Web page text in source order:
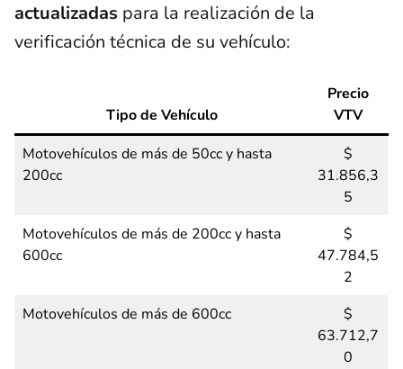
actualizadas para la realización de la
verificación técnica de su vehículo:
Tipo de Vehículo
Precio
VTV
Motovehículos de más de 50cc y hasta
200cc
$
31.856,3
5
Motovehículos de más de 200cc y hasta
600cc
$
47.784,5
2
Motovehículos de más de 600cc
$
63.712,7
0